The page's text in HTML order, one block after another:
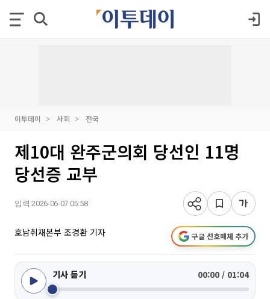
이투데이 사회 전국
제10대 완주군의회 당선인 11명
당선증 교부
입력 2026-06-07 05:58
호남취재본부 조경환 기자 구글 선호매체 추가
기사 듣기 00:00 / 01:04